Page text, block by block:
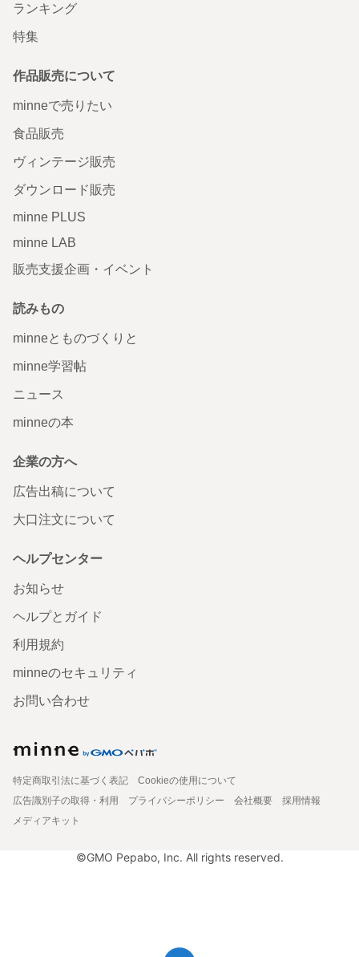
ランキング
特集
作品販売について
minneで売りたい
食品販売
ヴィンテージ販売
ダウンロード販売
minne PLUS
minne LAB
販売支援企画・イベント
読みもの
minneとものづくりと
minne学習帖
ニュース
minneの本
企業の方へ
広告出稿について
大口注文について
ヘルプセンター
お知らせ
ヘルプとガイド
利用規約
minneのセキュリティ
お問い合わせ
特定商取引法に基づく表記
Cookieの使用について
広告識別子の取得・利用
プライバシーポリシー 会社概要
採用情報
メディアキット
©GMO Pepabo, Inc. All rights reserved.